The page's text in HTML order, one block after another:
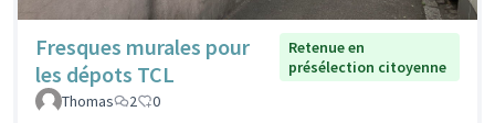
Fresques murales pour
les dépots TCL
Retenue en
présélection citoyenne
Thomas
2 0